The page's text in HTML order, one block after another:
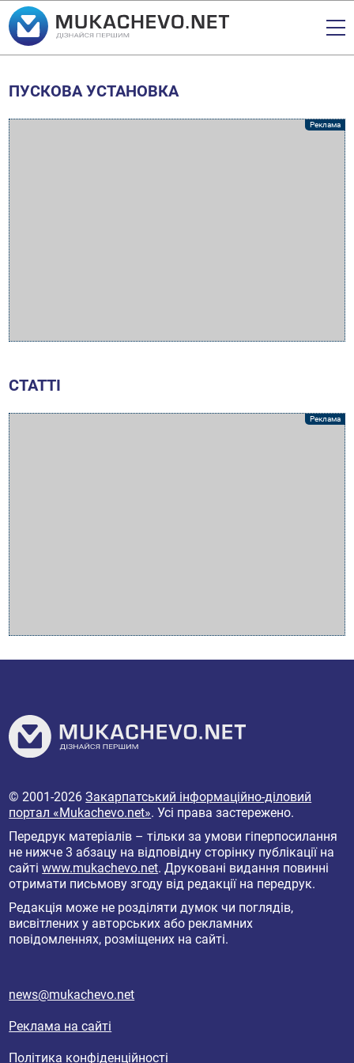
ПУСКОВА УСТАНОВКА
СТАТТІ
© 2001-2026Закарпатський інформаційно-діловий
портал «Mukachevo.net». Усі права застережено.
Передрук матеріалів – тільки за умови гіперпосилання
не нижче 3 абзацу на відповідну сторінку публікації на
сайтіwww.mukachevo.net. Друковані видання повинні
отримати письмову згоду від редакції на передрук.
Редакція може не розділяти думок чи поглядів,
висвітлених у авторських або рекламних
повідомленнях, розміщених на сайті.
news@mukachevo.net
Реклама на сайті
Політика конфіденційності